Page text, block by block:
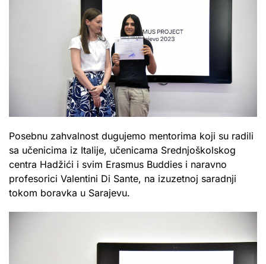
Posebnu zahvalnost dugujemo mentorima koji su radili
sa učenicima iz Italije, učenicama Srednjoškolskog
centra Hadžići i svim Erasmus Buddies i naravno
profesorici Valentini Di Sante, na izuzetnoj saradnji
tokom boravka u Sarajevu.